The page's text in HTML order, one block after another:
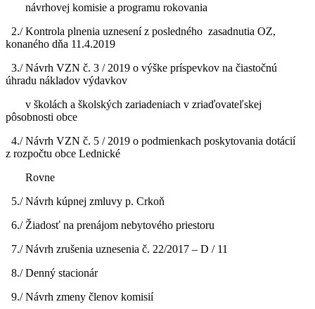
návrhovej komisie a programu rokovania
2./ Kontrola plnenia uznesení z posledného zasadnutia OZ,
konaného dňa 11.4.2019
3./ Návrh VZN č. 3 / 2019 o výške príspevkov na čiastočnú
úhradu nákladov výdavkov
v školách a školských zariadeniach v zriaďovateľskej
pôsobnosti obce
4./ Návrh VZN č. 5 / 2019 o podmienkach poskytovania dotácií
z rozpočtu obce Lednické
Rovne
5./ Návrh kúpnej zmluvy p. Crkoň
6./ Žiadosť na prenájom nebytového priestoru
7./ Návrh zrušenia uznesenia č. 22/2017 – D / 11
8./ Denný stacionár
9./ Návrh zmeny členov komisií